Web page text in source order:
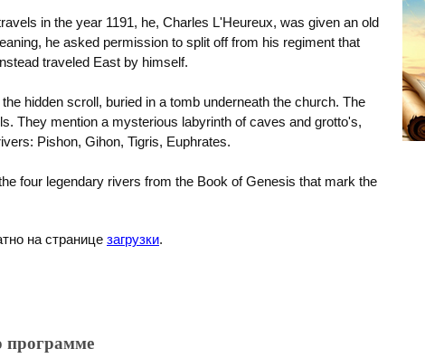
in the year 1191, he, Charles L'Heureux, was given an old
he asked permission to split off from his regiment that
traveled East by himself.
hidden scroll, buried in a tomb underneath the church. The
They mention a mysterious labyrinth of caves and grotto's,
Pishon, Gihon, Tigris, Euphrates.
four legendary rivers from the Book of Genesis that mark the
на странице загрузки.
программе